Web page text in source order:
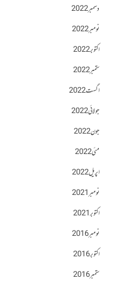
دسمبر 2022
نومبر 2022
اکتوبر 2022
ستمبر 2022
اگست 2022
جولائی 2022
جون 2022
مئی 2022
اپریل 2022
نومبر 2021
اکتوبر 2021
نومبر 2016
اکتوبر 2016
ستمبر 2016